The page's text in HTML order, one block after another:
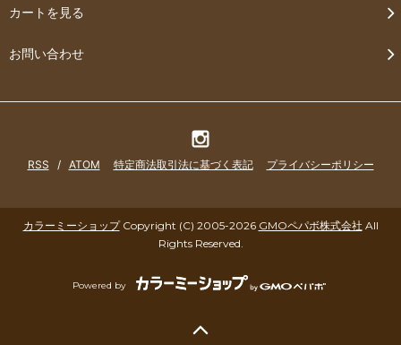
カートを見る
お問い合わせ
RSS / ATOM 特定商法取引法に基づく表記 プライバシーポリシー
カラーミーショップCopyright (C) 2005-2026 GMOペパボ株式会社 All
Rights Reserved.
Powered by